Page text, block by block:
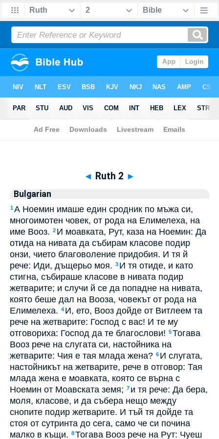
Biblia>Bulgarian > Ruth 2
◄ Ruth 2 ►
Bulgarian
1А Ноемин имаше един сродник по мъжа си,
многоимотен човек, от рода на Елимелеха, на
име Вооз. 2 И моавката, Рут, каза на Ноемин: Да
отида на нивата да събирам класове подир
онзи, чието благоволение придобия. И тя й
рече: Иди, дъщерьо моя. 3 И тя отиде, и като
стигна, събираше класове в нивата подир
жетварите; и случи й се да попадне на нивата,
която беше дал на Вооза, човекът от рода на
Елимелеха. 4 И, ето, Вооз дойде от Витлеем та
рече на жетварите: Господ с вас! И те му
отговориха: Господ да те благослови! 5Тогава
Вооз рече на слугата си, настойника на
жетварите: Чия е тая млада жена? 6 И слугата,
настойникът на жетварите, рече в отговор: Тая
млада жена е моавката, която се върна с
Ноемин от Моавската земя; 7 и тя рече: Да бера,
моля, класове, и да събера нещо между
снопите подир жетварите. И тъй тя дойде та
стоя от сутринта до сега, само че си почина
малко в къщи. 8Тогава Вооз рече на Рут: Чуеш